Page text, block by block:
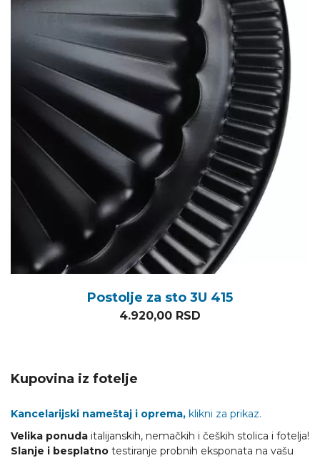
Postolje za sto 3U 415
4.920,00 RSD
Kupovina iz fotelje
Kancelarijski nameštaj i oprema, klikni za prikaz.
Velika ponuda italijanskih, nemačkih i čeških stolica i fotelja!
Slanje i besplatno testiranje probnih eksponata na vašu